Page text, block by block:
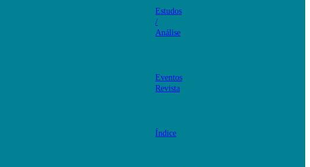
Estudos
/
Análise
Eventos
Revista
Índice